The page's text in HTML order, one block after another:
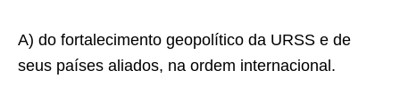
A) do fortalecimento geopolítico da URSS e de
seus países aliados, na ordem internacional.